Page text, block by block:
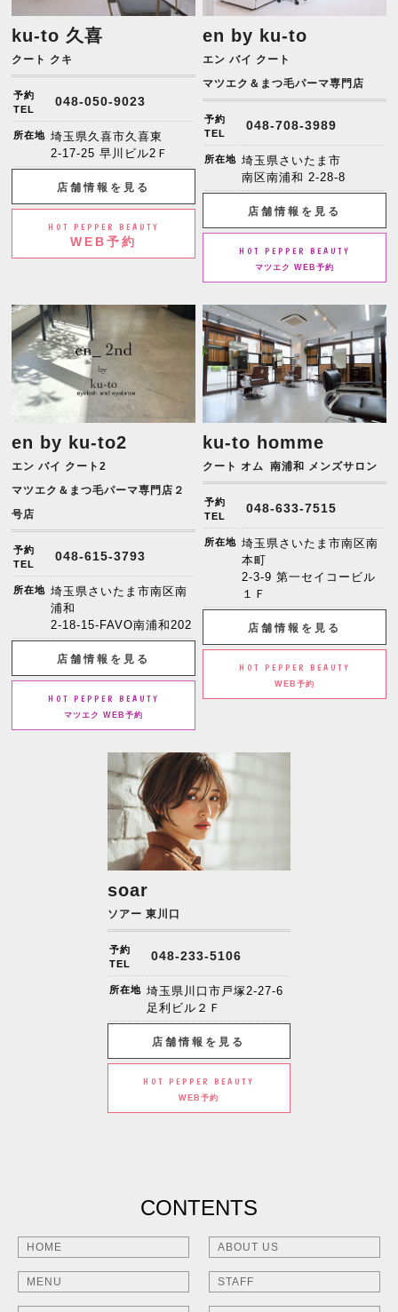
ku-to 久喜
クート クキ
予約
TEL
048-050-9023
所在地 埼玉県久喜市久喜東
2-17-25 早川ビル2Ｆ
店舗情報を見る
HOT PEPPER BEAUTY
WEB予約
en by ku-to
エン バイ クート
マツエク＆まつ毛パーマ専門店
予約
TEL
048-708-3989
所在地 埼玉県さいたま市
南区南浦和 2-28-8
店舗情報を見る
HOT PEPPER BEAUTY
マツエク WEB予約
en by ku-to2
エン バイ クート2
マツエク＆まつ毛パーマ専門店２
号店
予約
TEL
048-615-3793
所在地 埼玉県さいたま市南区南
浦和
2-18-15-FAVO南浦和202
店舗情報を見る
HOT PEPPER BEAUTY
マツエク WEB予約
ku-to homme
クート オム 南浦和 メンズサロン
予約
TEL
048-633-7515
所在地 埼玉県さいたま市南区南
本町
2-3-9 第一セイコービル
１Ｆ
店舗情報を見る
HOT PEPPER BEAUTY
WEB予約
soar
ソアー 東川口
予約
TEL
048-233-5106
所在地 埼玉県川口市戸塚2-27-6
足利ビル２Ｆ
店舗情報を見る
HOT PEPPER BEAUTY
WEB予約
CONTENTS
HOME ABOUT US
MENU STAFF